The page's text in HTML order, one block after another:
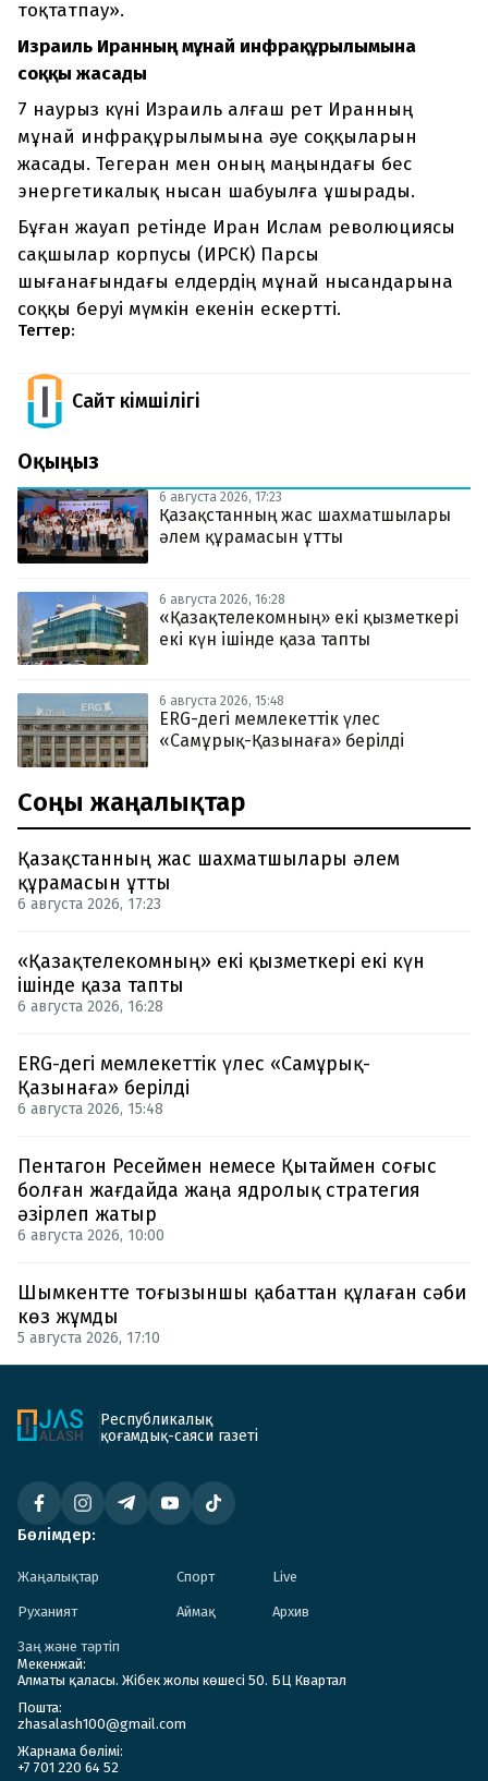
тоқтатпау».
Израиль Иранның мұнай инфрақұрылымына
соққы жасады
7 наурыз күні Израиль алғаш рет Иранның
мұнай инфрақұрылымына әуе соққыларын
жасады. Тегеран мен оның маңындағы бес
энергетикалық нысан шабуылға ұшырады.
Бұған жауап ретінде Иран Ислам революциясы
сақшылар корпусы (ИРСК) Парсы
шығанағындағы елдердің мұнай нысандарына
соққы беруі мүмкін екенін ескертті.
Тегтер:
Сайт Әкімшілігі
Оқыңыз
6 августа 2026, 17:23
Қазақстанның жас шахматшылары
әлем құрамасын ұтты
6 августа 2026, 16:28
«Қазақтелекомның» екі қызметкері
екі күн ішінде қаза тапты
6 августа 2026, 15:48
ERG-дегі мемлекеттік үлес
«Самұрық-Қазынаға» берілді
Соңғы жаңалықтар
Қазақстанның жас шахматшылары әлем
құрамасын ұтты
6 августа 2026, 17:23
«Қазақтелекомның» екі қызметкері екі күн
ішінде қаза тапты
6 августа 2026, 16:28
ERG-дегі мемлекеттік үлес «Самұрық-
Қазынаға» берілді
6 августа 2026, 15:48
Пентагон Ресеймен немесе Қытаймен соғыс
болған жағдайда жаңа ядролық стратегия
әзірлеп жатыр
6 августа 2026, 10:00
Шымкентте тоғызыншы қабаттан құлаған сәби
көз жұмды
5 августа 2026, 17:10
Республикалық
қоғамдық-саяси газеті
Бөлімдер:
Жаңалықтар Спорт Live
Руханият Аймақ Архив
Заң және тәртіп
Мекенжай:
Алматы қаласы. Жібек жолы көшесі 50. БЦ Квартал
Пошта:
zhasalash100@gmail.com
Жарнама бөлімі:
+7 701 220 64 52